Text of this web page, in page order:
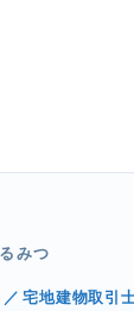
みつ
宅地建物取引